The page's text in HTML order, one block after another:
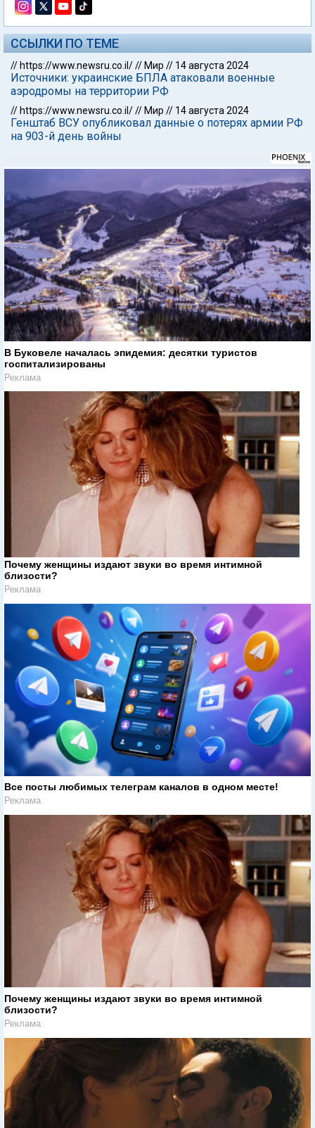
ССЫЛКИ ПО ТЕМЕ
// https://www.newsru.co.il/// Мир // 14 августа 2024
Источники: украинские БПЛА атаковали военные
аэродромы на территории РФ
// https://www.newsru.co.il/// Мир // 14 августа 2024
Генштаб ВСУ опубликовал данные о потерях армии РФ
на 903-й день войны
В Буковеле началась эпидемия: десятки туристов
госпитализированы
Реклама
Почему женщины издают звуки во время интимной
близости?
Реклама
Все посты любимых телеграм каналов в одном месте!
Реклама
Почему женщины издают звуки во время интимной
близости?
Реклама